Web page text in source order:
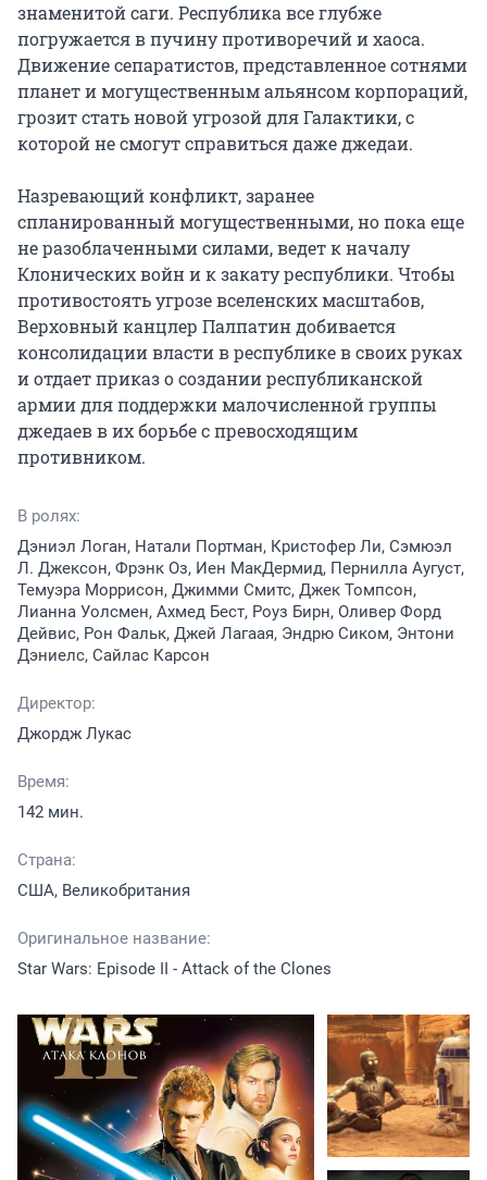
знаменитой саги. Республика все глубже
погружается в пучину противоречий и хаоса.
Движение сепаратистов, представленное сотнями
планет и могущественным альянсом корпораций,
грозит стать новой угрозой для Галактики, с
которой не смогут справиться даже джедаи.
Назревающий конфликт, заранее
спланированный могущественными, но пока еще
не разоблаченными силами, ведет к началу
Клонических войн и к закату республики. Чтобы
противостоять угрозе вселенских масштабов,
Верховный канцлер Палпатин добивается
консолидации власти в республике в своих руках
и отдает приказ о создании республиканской
армии для поддержки малочисленной группы
джедаев в их борьбе с превосходящим
противником.
В ролях:
Дэниэл Логан, Натали Портман, Кристофер Ли, Сэмюэл
Л. Джексон, Фрэнк Оз, Иен МакДермид, Пернилла Аугуст,
Темуэра Моррисон, Джимми Смитс, Джек Томпсон,
Лианна Уолсмен, Ахмед Бест, Роуз Бирн, Оливер Форд
Дейвис, Рон Фальк, Джей Лагаая, Эндрю Сиком, Энтони
Дэниелс, Сайлас Карсон
Директор:
Джордж Лукас
Время:
142 мин.
Страна:
США, Великобритания
Оригинальное название:
Star Wars: Episode II - Attack of the Clones